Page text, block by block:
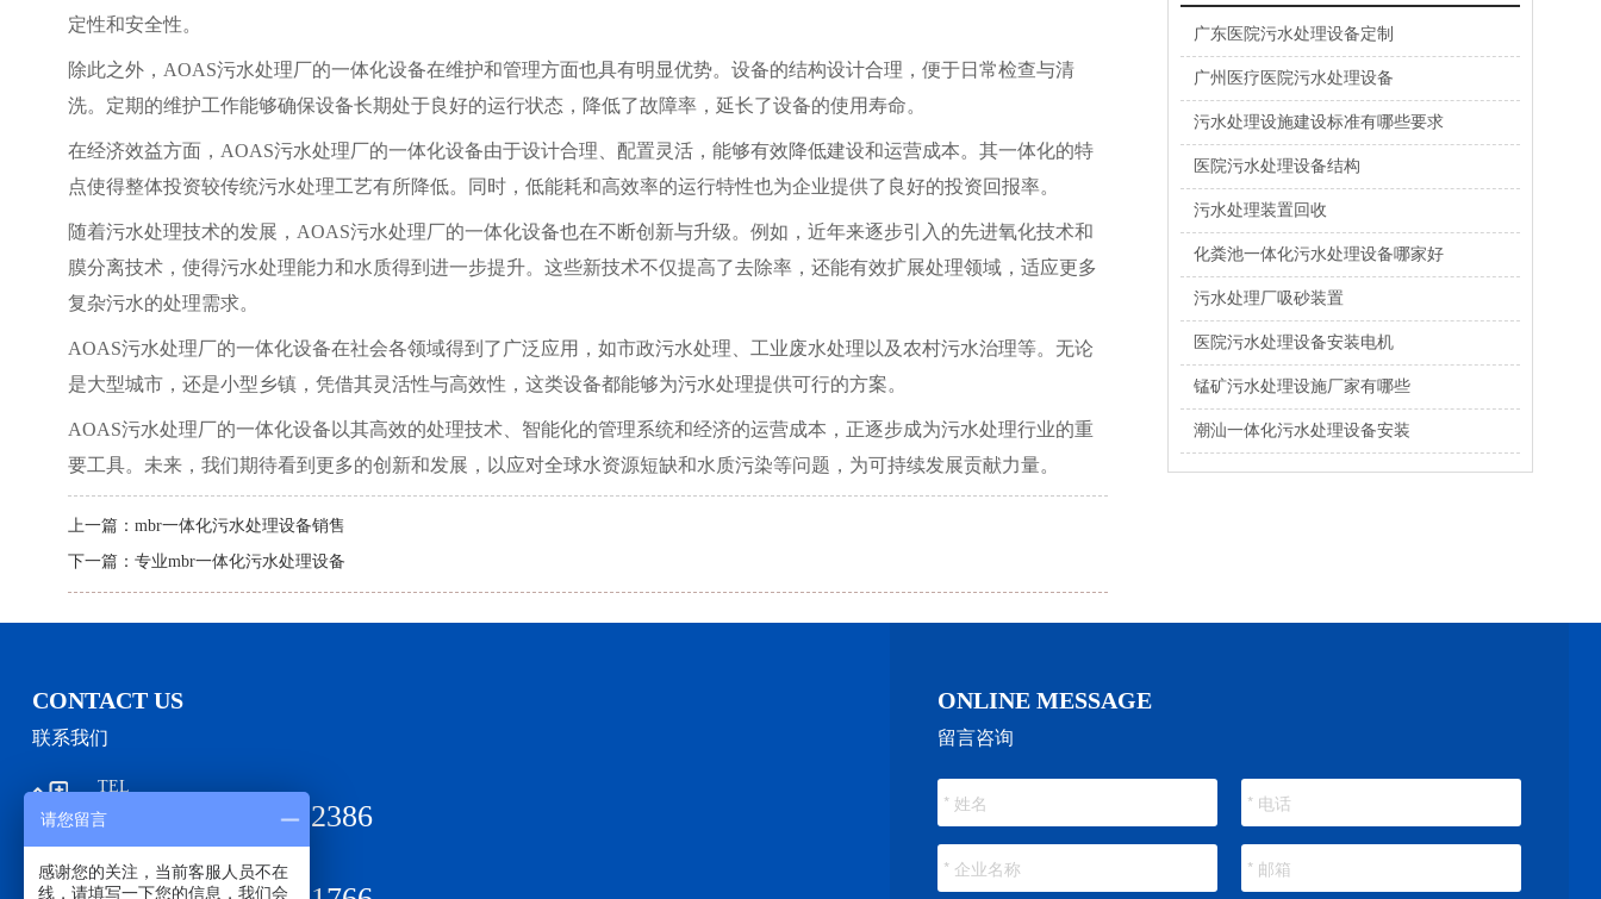
定性和安全性。
除此之外，AOAS污水处理厂的一体化设备在维护和管理方面也具有明显优势。设备的结构设计合理，便于日常检查与清
洗。定期的维护工作能够确保设备长期处于良好的运行状态，降低了故障率，延长了设备的使用寿命。
在经济效益方面，AOAS污水处理厂的一体化设备由于设计合理、配置灵活，能够有效降低建设和运营成本。其一体化的特
点使得整体投资较传统污水处理工艺有所降低。同时，低能耗和高效率的运行特性也为企业提供了良好的投资回报率。
随着污水处理技术的发展，AOAS污水处理厂的一体化设备也在不断创新与升级。例如，近年来逐步引入的先进氧化技术和
膜分离技术，使得污水处理能力和水质得到进一步提升。这些新技术不仅提高了去除率，还能有效扩展处理领域，适应更多
复杂污水的处理需求。
AOAS污水处理厂的一体化设备在社会各领域得到了广泛应用，如市政污水处理、工业废水处理以及农村污水治理等。无论
是大型城市，还是小型乡镇，凭借其灵活性与高效性，这类设备都能够为污水处理提供可行的方案。
AOAS污水处理厂的一体化设备以其高效的处理技术、智能化的管理系统和经济的运营成本，正逐步成为污水处理行业的重
要工具。未来，我们期待看到更多的创新和发展，以应对全球水资源短缺和水质污染等问题，为可持续发展贡献力量。
上一篇： mbr一体化污水处理设备销售
下一篇： 专业mbr一体化污水处理设备
广东医院污水处理设备定制
广州医疗医院污水处理设备
污水处理设施建设标准有哪些要求
医院污水处理设备结构
污水处理装置回收
化粪池一体化污水处理设备哪家好
污水处理厂吸砂装置
医院污水处理设备安装电机
锰矿污水处理设施厂家有哪些
潮汕一体化污水处理设备安装
CONTACT US
联系我们
TEL
销售热线：
156-5028-2386
TEL
ONLINE MESSAGE
留言咨询
请您留言
感谢您的关注，当前客服人员不在
线，请填写一下您的信息，我们会